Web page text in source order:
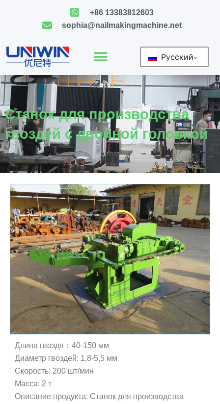
+86 13383812603
sophia@nailmakingmachine.net
Русский
Станок для производства
гвоздей с двойной головкой
Длина гвоздя：40-150 мм
Диаметр гвоздей: 1,8-5,5 мм
Скорость: 200 шт/мин
Масса: 2 т
Описание продукта: Станок для производства